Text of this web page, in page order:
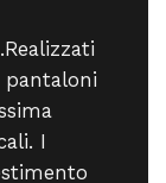
I